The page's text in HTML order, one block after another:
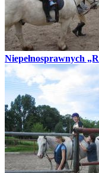
Niepełnosprawnych